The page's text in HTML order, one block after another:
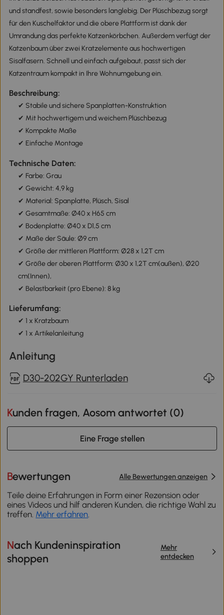
und standfest, sowie besonders langlebig. Der Plüschbezug sorgt
für den Kuschelfaktor und die obere Plattform ist dank der
Umrandung das perfekte Katzenkörbchen. Außerdem verfügt der
Katzenbaum über zwei Kratzelemente aus hochwertigen
Sisalfasern. Schnell und einfach aufgebaut, passt sich der
Katzentraum kompakt in Ihre Wohnumgebung ein.
Beschreibung:
✔ Stabile und sichere Spanplatten-Konstruktion
✔ Mit hochwertigem und weichem Plüschbezug
✔ Kompakte Maße
✔ Einfache Montage
Technische Daten:
✔ Farbe: Grau
✔ Gewicht: 4,9 kg
✔ Material: Spanplatte, Plüsch, Sisal
✔ Gesamtmaße: Ø40 x H65 cm
✔ Bodenplatte: Ø40 x D1,5 cm
✔ Maße der Säule: Ø9 cm
✔ Größe der mittleren Plattform: Ø28 x 1,2T cm
✔ Größe der oberen Plattform: Ø30 x 1,2T cm(außen), Ø20
cm(Innen),
✔ Belastbarkeit (pro Ebene): 8 kg
Lieferumfang:
✔ 1 x Kratzbaum
✔ 1 x Artikelanleitung
Anleitung
D30-202GY Runterladen
Kunden fragen, Aosom antwortet (0)
Eine Frage stellen
Bewertungen Alle Bewertungen anzeigen
Teile deine Erfahrungen in Form einer Rezension oder
eines Videos und hilf anderen Kunden, die richtige Wahl zu
treffen. Mehr erfahren
Nach Kundeninspiration
shoppen
Mehr
entdecken